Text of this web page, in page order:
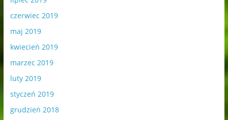
czerwiec 2019
maj 2019
kwiecień 2019
marzec 2019
luty 2019
styczeń 2019
grudzień 2018